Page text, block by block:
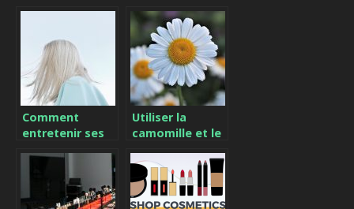
maintenant
tendances
Comment
entretenir ses
Utiliser la
camomille et le
shampoing à
multiples
bienfaits pour